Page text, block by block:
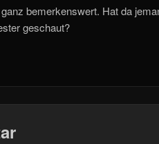
bemerkenswert. Hat da
geschaut?